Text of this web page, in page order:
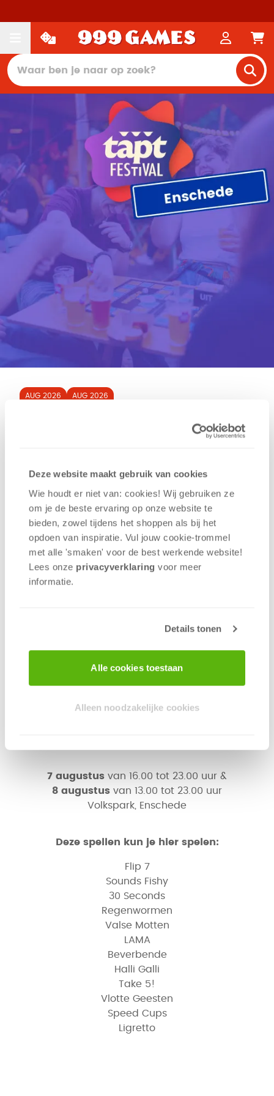
Deze website maakt gebruik van cookies
Wie houdt er niet van: cookies! Wij gebruiken ze
om je de beste ervaring op onze website te
bieden, zowel tijdens het shoppen als bij het
opdoen van inspiratie. Vul jouw cookie-trommel
met alle 'smaken' voor de best werkende website​!
Lees onze privacyverklaring voor meer
informatie.
Details tonen
Alle cookies toestaan
Alleen noodzakelijke cookies
AUG 2026 AUG 2026
2026
Onder het genot van heerlijke
(speciaal)biertjes of wijntjes kun je de
spellen van 999 Games spelen! Ga je voor
een partyspel of kies jij voor een kaartspel?
Voor ieder wat wils!
bieren, vind je er ook heerlijke wijnen,
cocktails, goed eten enspelletjes van 999
ontmoeten… Eén groot feest!
7 augustus van 16.00 tot 23.00 uur &
8 augustus van 13.00 tot 23.00 uur
Volkspark, Enschede
Deze spellen kun je hier spelen:
Flip 7
Sounds Fishy
30 Seconds
Regenwormen
Valse Motten
LAMA
Beverbende
Halli Galli
Take 5!
Vlotte Geesten
Speed Cups
Ligretto